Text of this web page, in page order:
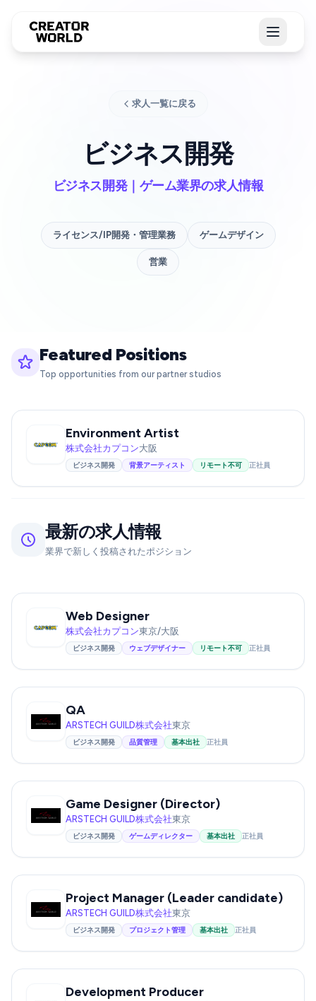
求人一覧に戻る
ビジネス開発
ビジネス開発｜ゲーム業界の求人情報
ライセンス/IP開発・管理業務 ゲームデザイン
営業
Featured Positions
Top opportunities from our partner studios
Environment Artist
株式会社カプコン大阪
ビジネス開発 背景アーティスト リモート不可 正社員
最新の求人情報
業界で新しく投稿されたポジション
Web Designer
株式会社カプコン東京/大阪
ビジネス開発 ウェブデザイナー リモート不可 正社員
QA
ARSTECH GUILD株式会社東京
ビジネス開発 品質管理 基本出社 正社員
Game Designer (Director)
ARSTECH GUILD株式会社東京
ビジネス開発 ゲームディレクター 基本出社 正社員
Project Manager (Leader candidate)
ARSTECH GUILD株式会社東京
ビジネス開発 プロジェクト管理 基本出社 正社員
Development Producer